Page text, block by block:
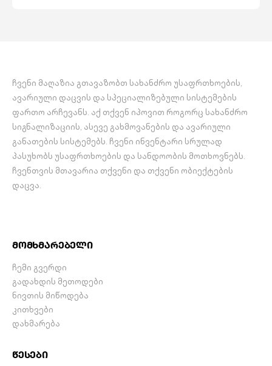
ჩვენი მაღაზია გთავაზობთ სახანძრო უსაფრთხოების,
ავარიული დაცვის და სპეციალიზებული სისტემების
ფართო არჩევანს. აქ თქვენ იპოვით როგორც სახანძრო
სიგნალიზაციის, ასევე გახმოვანების და ავარიული
განათების სისტემებს. ჩვენი ინვენტარი სრულად
პასუხობს უსაფრთხოების და სანდოობის მოთხოვნებს.
ჩვენთვის მთავარია თქვენი და თქვენი ობიექტების
დაცვა.
მომხმარებელი
ჩემი გვერდი
გადახდის მეთოდები
ნივთის მიწოდება
კითხვები
დახმარება
წესები